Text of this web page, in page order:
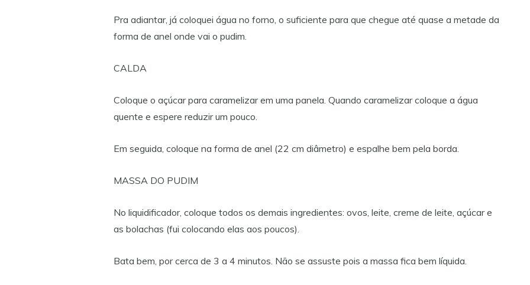
Pra adiantar, já coloquei água no forno, o suficiente para que chegue até quase a metade da
forma de anel onde vai o pudim.
CALDA
Coloque o açúcar para caramelizar em uma panela. Quando caramelizar coloque a água
quente e espere reduzir um pouco.
Em seguida, coloque na forma de anel (22 cm diâmetro) e espalhe bem pela borda.
MASSA DO PUDIM
No liquidificador, coloque todos os demais ingredientes: ovos, leite, creme de leite, açúcar e
as bolachas (fui colocando elas aos poucos).
Bata bem, por cerca de 3 a 4 minutos. Não se assuste pois a massa fica bem líquida.